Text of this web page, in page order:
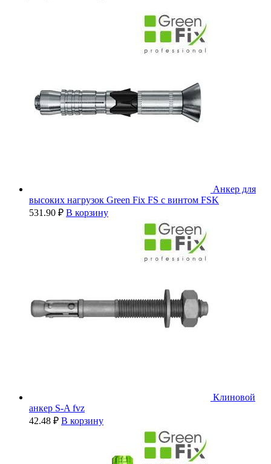
Анкер для
высоких нагрузок Green Fix FS с винтом FSK
531.90 ₽ В корзину
Клиновой
анкер S-A fvz
42.48 ₽ В корзину